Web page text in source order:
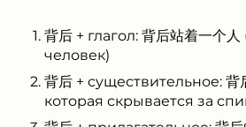
背后 + глагол: 背后站着一个
человек)
背后 + существительное: 背
которая скрывается за